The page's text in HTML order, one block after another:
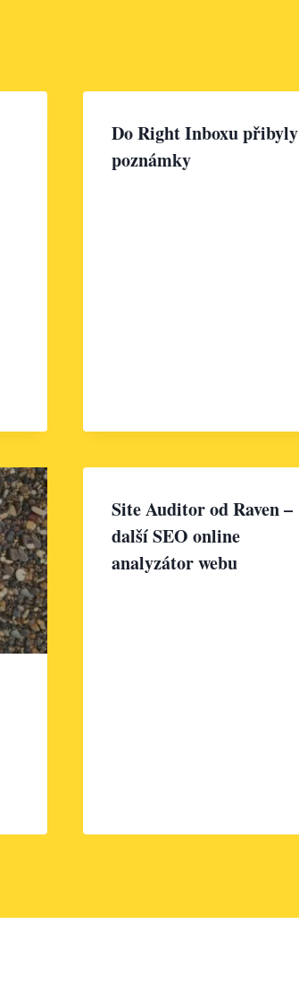
Do Right Inboxu přibyly
poznámky
Site Auditor od Raven –
další SEO online
analyzátor webu